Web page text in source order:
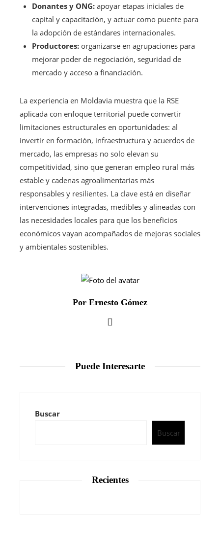
Donantes y ONG: apoyar etapas iniciales de
capital y capacitación, y actuar como puente para
la adopción de estándares internacionales.
Productores: organizarse en agrupaciones para
mejorar poder de negociación, seguridad de
mercado y acceso a financiación.
La experiencia en Moldavia muestra que la RSE
aplicada con enfoque territorial puede convertir
limitaciones estructurales en oportunidades: al
invertir en formación, infraestructura y acuerdos de
mercado, las empresas no solo elevan su
competitividad, sino que generan empleo rural más
estable y cadenas agroalimentarias más
responsables y resilientes. La clave está en diseñar
intervenciones integradas, medibles y alineadas con
las necesidades locales para que los beneficios
económicos vayan acompañados de mejoras sociales
y ambientales sostenibles.
Por Ernesto Gómez
Puede Interesarte
Buscar
Buscar
Recientes